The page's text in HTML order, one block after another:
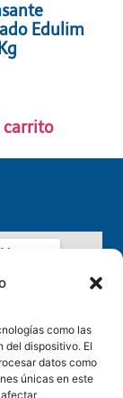
como las
del dispositivo. El
datos como
únicas en este
Edulim
carrito